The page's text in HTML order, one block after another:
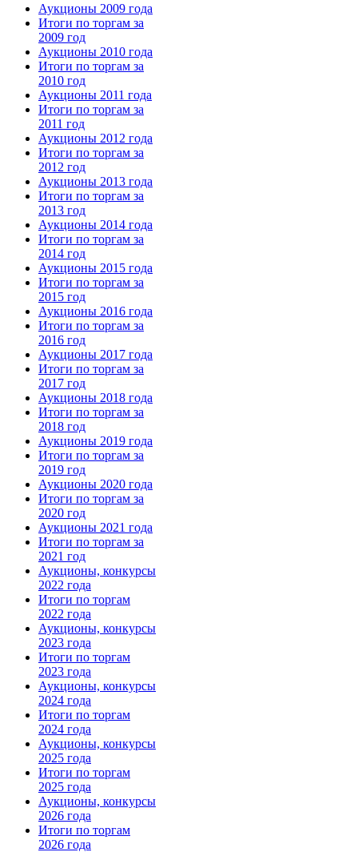
Аукционы 2009 года
Итоги по торгам за
2009 год
Аукционы 2010 года
Итоги по торгам за
2010 год
Аукционы 2011 года
Итоги по торгам за
2011 год
Аукционы 2012 года
Итоги по торгам за
2012 год
Аукционы 2013 года
Итоги по торгам за
2013 год
Аукционы 2014 года
Итоги по торгам за
2014 год
Аукционы 2015 года
Итоги по торгам за
2015 год
Аукционы 2016 года
Итоги по торгам за
2016 год
Аукционы 2017 года
Итоги по торгам за
2017 год
Аукционы 2018 года
Итоги по торгам за
2018 год
Аукционы 2019 года
Итоги по торгам за
2019 год
Аукционы 2020 года
Итоги по торгам за
2020 год
Аукционы 2021 года
Итоги по торгам за
2021 год
Аукционы, конкурсы
2022 года
Итоги по торгам
2022 года
Аукционы, конкурсы
2023 года
Итоги по торгам
2023 года
Аукционы, конкурсы
2024 года
Итоги по торгам
2024 года
Аукционы, конкурсы
2025 года
Итоги по торгам
2025 года
Аукционы, конкурсы
2026 года
Итоги по торгам
2026 года